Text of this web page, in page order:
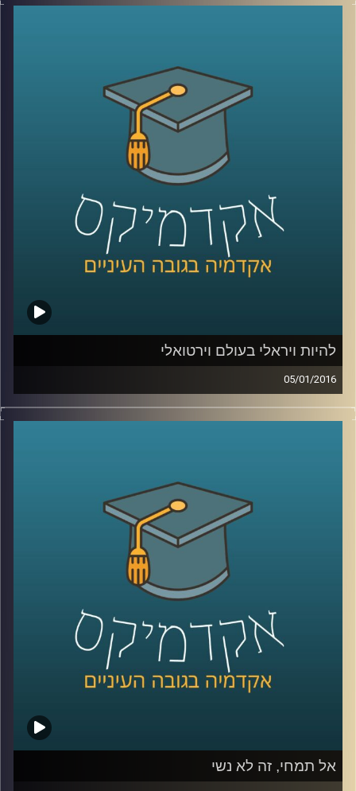
הטרור: מה מטרת העל של ארגוני טרור, והאם
הם עוסקים בזה בלבד, או שפעילויותיהם רחבות
הרבה יותר? סביר כי ההבנה של התמונה
המלאה תעזור למדינות ולקבוצות המותקפות
להתמודד עם הטרור וניסיון ההשתלטות של
האיסלאם הקיצוני. פרופסור אסף מוגדם מספר
קצת על ההיסטוריה של הטרור ומעורבותו של
הטרור במלחמות אזרחים והתקוממויות.
קרדיט תמונות:AudioVersity
להיות ויראלי בעולם וירטואלי
05/01/2016
יש לכם את זה מגיל צעיר, אתם מנהלים יופי של
הדיגיטלי לא היה שם כשהתחלתם את הדרך.
עסקים צריכים ללמוד כיצד להיות דיגטליים,
לשחק את המשחק העסקי והרווחי גם בשוק
הוירטואלי. לא די בפתיחת חשבון פייסבוק או
טוויטר ובניית אתר. דוקטור אמיר עציוני על
אסטרטגיות וירטואליות, הצלחות וכישלונות
קרדיט תמונות:AudioVersity
אל תמחי, זה לא נשי